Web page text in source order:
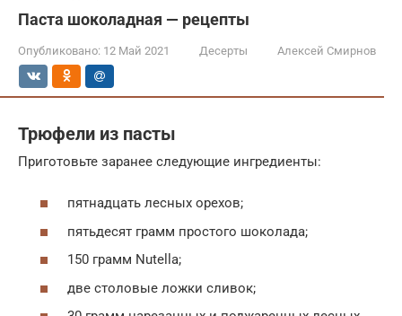
Паста шоколадная — рецепты
Опубликовано: 12 Май 2021 Десерты Алексей Смирнов
Трюфели из пасты
Приготовьте заранее следующие ингредиенты:
пятнадцать лесных орехов;
пятьдесят грамм простого шоколада;
150 грамм Nutella;
две столовые ложки сливок;